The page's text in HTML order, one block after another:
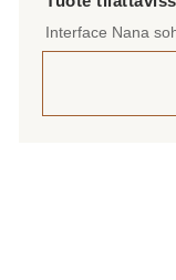
Interface Nana